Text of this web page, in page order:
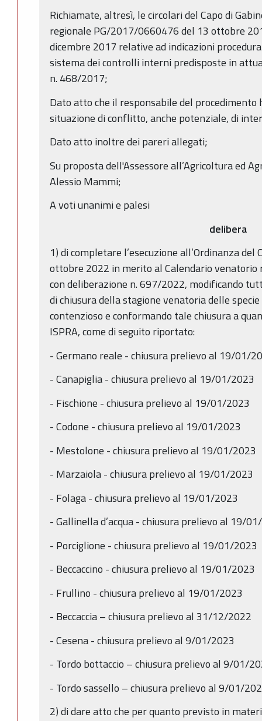
Richiamate, altresì, le circolari del Capo di
regionale PG/2017/0660476 del 13 ottobre
dicembre 2017 relative ad indicazioni
sistema dei controlli interni predisposte in
n. 468/2017;
Dato atto che il responsabile del
situazione di conflitto, anche potenziale, di
Dato atto inoltre dei pareri allegati;
Su proposta dell'Assessore all’Agricoltura ed
Alessio Mammi;
A voti unanimi e palesi
delibera
1) di completare l’esecuzione all’Ordinanza
ottobre 2022 in merito al Calendario
con deliberazione n. 697/2022, modificando
di chiusura della stagione venatoria delle
contenzioso e conformando tale chiusura a
ISPRA, come di seguito riportato:
- Germano reale - chiusura prelievo al 19/01/
- Canapiglia - chiusura prelievo al 19/01/2023
- Fischione - chiusura prelievo al 19/01/2023
- Codone - chiusura prelievo al 19/01/2023
- Mestolone - chiusura prelievo al 19/01/2023
- Marzaiola - chiusura prelievo al 19/01/2023
- Folaga - chiusura prelievo al 19/01/2023
- Gallinella d’acqua - chiusura prelievo al 19/
- Porciglione - chiusura prelievo al 19/01/2023
- Beccaccino - chiusura prelievo al 19/01/2023
- Frullino - chiusura prelievo al 19/01/2023
- Beccaccia – chiusura prelievo al 31/12/2022
- Cesena - chiusura prelievo al 9/01/2023
- Tordo bottaccio – chiusura prelievo al 9/01/
- Tordo sassello – chiusura prelievo al 9/01/
2) di dare atto che per quanto previsto in